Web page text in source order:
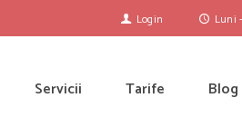
Luni
Login
Servicii Tarife Blog